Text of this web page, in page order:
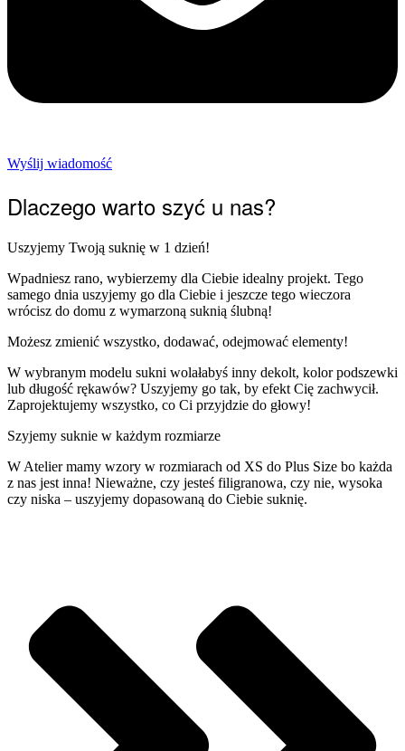
Wyślij wiadomość
Dlaczego warto szyć u nas?
Uszyjemy Twoją suknię w 1 dzień!
Wpadniesz rano, wybierzemy dla Ciebie idealny projekt. Tego
samego dnia uszyjemy go dla Ciebie i jeszcze tego wieczora
wrócisz do domu z wymarzoną suknią ślubną!
Możesz zmienić wszystko, dodawać, odejmować elementy!
W wybranym modelu sukni wolałabyś inny dekolt, kolor podszewki
lub długość rękawów? Uszyjemy go tak, by efekt Cię zachwycił.
Zaprojektujemy wszystko, co Ci przyjdzie do głowy!
Szyjemy suknie w każdym rozmiarze
W Atelier mamy wzory w rozmiarach od XS do Plus Size bo każda
z nas jest inna! Nieważne, czy jesteś filigranowa, czy nie, wysoka
czy niska – uszyjemy dopasowaną do Ciebie suknię.